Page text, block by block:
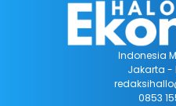
Indonesia
Jakarta -
0853